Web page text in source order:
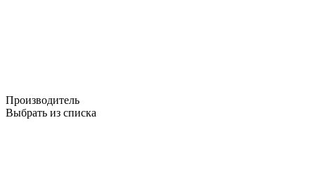
Производитель
Выбрать из списка